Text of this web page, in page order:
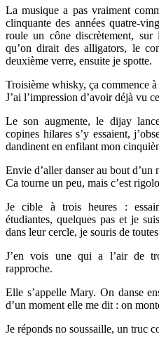
La musique a pas vraiment
clinquante des années quatre-
roule un cône discrètement, sur
qu’on dirait des alligators, le
deuxième verre, ensuite je spotte.
Troisième whisky, ça commence
J’ai l’impression d’avoir déjà vu
Le son augmente, le dijay
copines hilares s’y essaient,
dandinent en enfilant mon
Envie d’aller danser au bout d’un
Ca tourne un peu, mais c’est
Je cible à trois heures :
étudiantes, quelques pas et je
dans leur cercle, je souris de
J’en vois une qui a l’air de
rapproche.
Elle s’appelle Mary. On danse
d’un moment elle me dit : on
Je réponds no soussaille, un truc